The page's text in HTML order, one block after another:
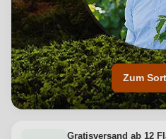
Zum
Gratisversand ab 12